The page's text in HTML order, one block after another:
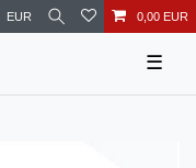
EUR 0,00 EUR
☰